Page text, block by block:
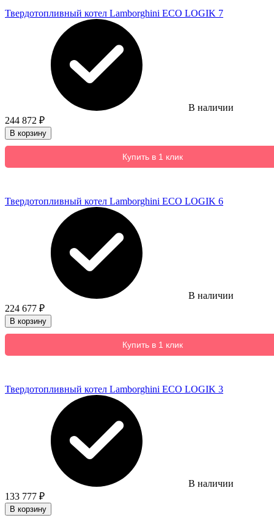
Твердотопливный котел Lamborghini ECO LOGIK 7
В наличии
244 872 ₽
В корзину
Купить в 1 клик
Твердотопливный котел Lamborghini ECO LOGIK 6
В наличии
224 677 ₽
В корзину
Купить в 1 клик
Твердотопливный котел Lamborghini ECO LOGIK 3
В наличии
133 777 ₽
В корзину